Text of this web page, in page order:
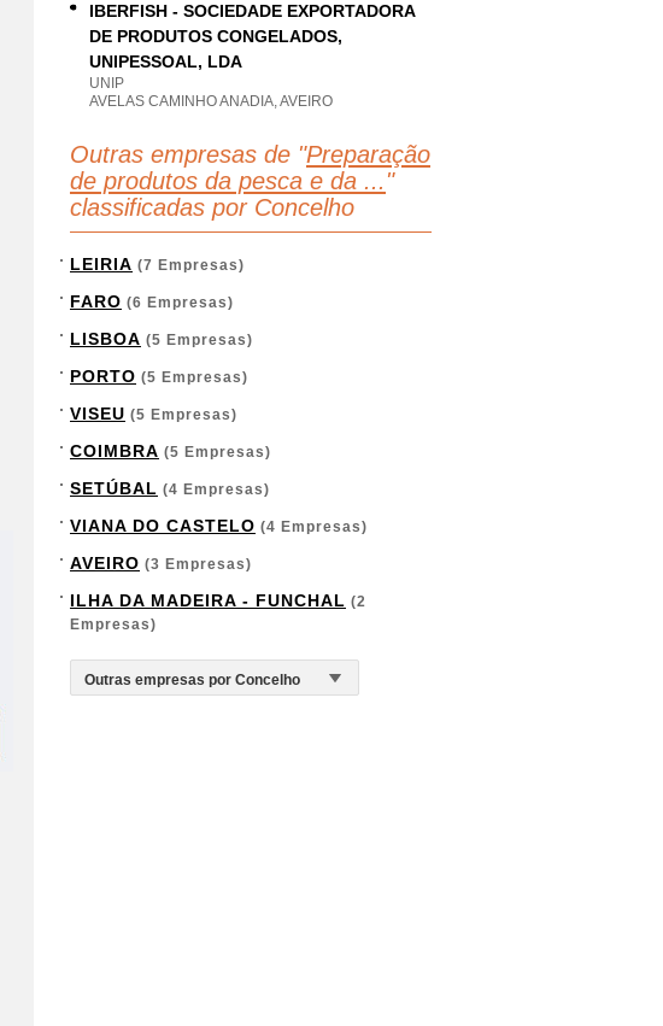
IBERFISH - SOCIEDADE EXPORTADORA
DE PRODUTOS CONGELADOS,
UNIPESSOAL, LDA
UNIP
AVELAS CAMINHO ANADIA, AVEIRO
Outras empresas de "Preparação
de produtos da pesca e da ... "
classificadas por Concelho
LEIRIA (7 Empresas)
FARO (6 Empresas)
LISBOA (5 Empresas)
PORTO (5 Empresas)
VISEU (5 Empresas)
COIMBRA (5 Empresas)
SETÚBAL (4 Empresas)
VIANA DO CASTELO (4 Empresas)
AVEIRO (3 Empresas)
ILHA DA MADEIRA - FUNCHAL (2
Empresas)